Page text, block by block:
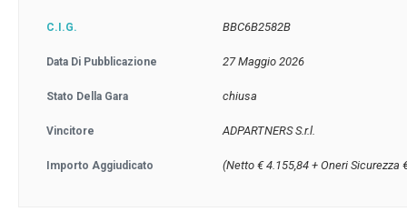
C.I.G. BBC6B2582B
Data Di Pubblicazione 27 Maggio 2026
Stato Della Gara chiusa
Vincitore ADPARTNERS S.r.l.
Importo Aggiudicato (Netto € 4.155,84 + Oneri Sicurezza